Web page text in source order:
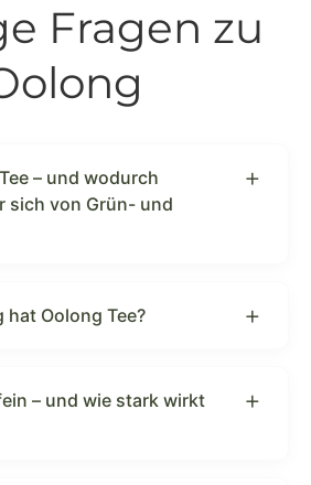
Fragen zu
– und wodurch
sich von Grün- und
hat Oolong Tee?
– und wie stark wirkt